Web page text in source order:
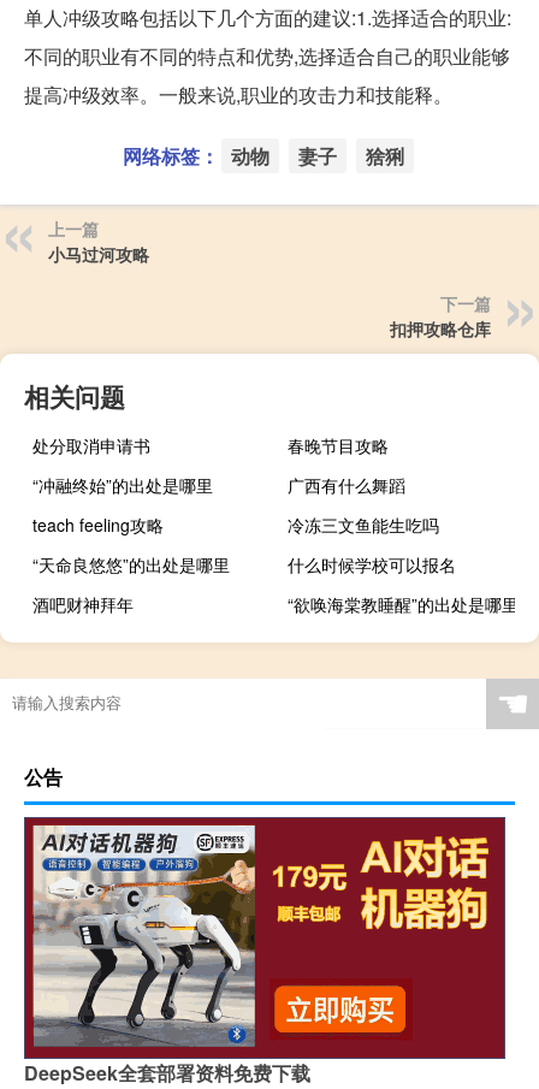
单人冲级攻略包括以下几个方面的建议:1.选择适合的职业:
不同的职业有不同的特点和优势,选择适合自己的职业能够
提高冲级效率。一般来说,职业的攻击力和技能释。
网络标签： 动物 妻子 猞猁
上一篇
小马过河攻略
下一篇
扣押攻略仓库
相关问题
处分取消申请书
春晚节目攻略
“冲融终始”的出处是哪里
广西有什么舞蹈
teach feeling攻略
冷冻三文鱼能生吃吗
“天命良悠悠”的出处是哪里
什么时候学校可以报名
酒吧财神拜年
“欲唤海棠教睡醒”的出处是哪里
☚
公告
DeepSeek全套部署资料免费下载